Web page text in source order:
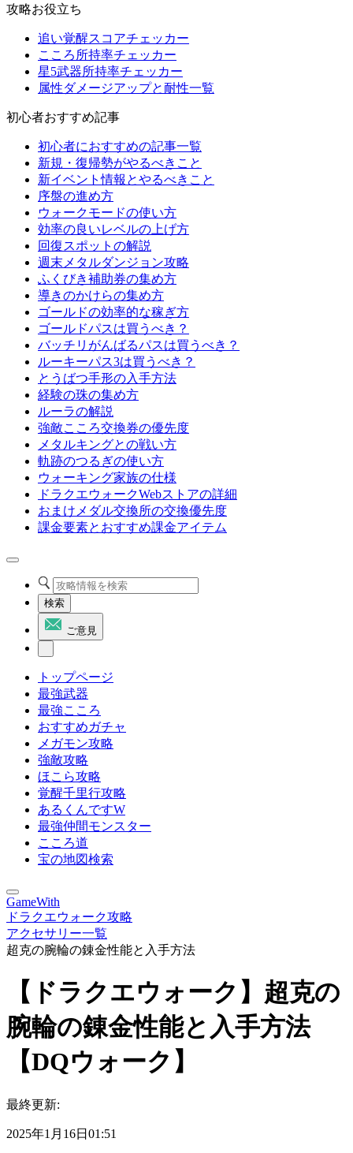
攻略お役立ち
追い覚醒スコアチェッカー
こころ所持率チェッカー
星5武器所持率チェッカー
属性ダメージアップと耐性一覧
初心者おすすめ記事
初心者におすすめの記事一覧
新規・復帰勢がやるべきこと
新イベント情報とやるべきこと
序盤の進め方
ウォークモードの使い方
効率の良いレベルの上げ方
回復スポットの解説
週末メタルダンジョン攻略
ふくびき補助券の集め方
導きのかけらの集め方
ゴールドの効率的な稼ぎ方
ゴールドパスは買うべき？
バッチリがんばるパスは買うべき？
ルーキーパス3は買うべき？
とうばつ手形の入手方法
経験の珠の集め方
ルーラの解説
強敵こころ交換券の優先度
メタルキングとの戦い方
軌跡のつるぎの使い方
ウォーキング家族の仕様
ドラクエウォークWebストアの詳細
おまけメダル交換所の交換優先度
課金要素とおすすめ課金アイテム
検索
ご意見
トップページ
最強武器
最強こころ
おすすめガチャ
メガモン攻略
強敵攻略
ほこら攻略
覚醒千里行攻略
あるくんですW
最強仲間モンスター
こころ道
宝の地図検索
GameWith
ドラクエウォーク攻略
アクセサリー一覧
超克の腕輪の錬金性能と入手方法
【ドラクエウォーク】超克の
腕輪の錬金性能と入手方法
【DQウォーク】
最終更新:
2025年1月16日01:51